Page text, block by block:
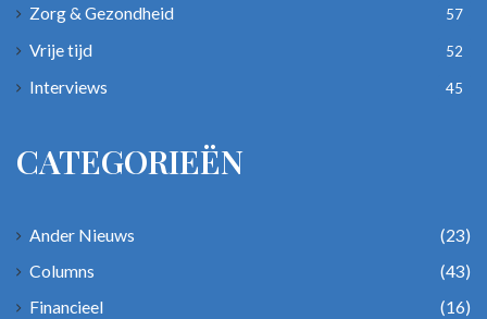
Zorg & Gezondheid 57
Vrije tijd 52
Interviews 45
CATEGORIEËN
Ander Nieuws
(23)
Columns
(43)
Financieel
(16)